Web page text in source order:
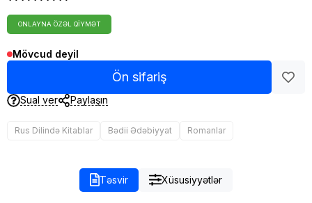
ONLAYNA ÖZƏL QIYMƏT
Mövcud deyil
Ön sifariş
Sual ver Paylaşın
Rus Dilində Kitablar Bədii Ədəbiyyat Romanlar
Təsvir Xüsusiyyətlər